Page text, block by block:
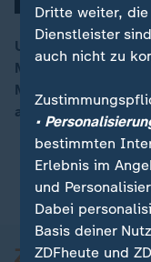
Unter Intendant
Magdeburg als
Mit jungem
auf relevante
Dritte weiter,
Dienstleister
auch nicht zu
•
bestimmten
Erlebnis im
und
Dabei
Basis deiner
ZDFheute und